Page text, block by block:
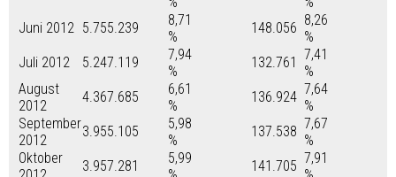
Juni 2012 5.755.239
8,71
%
148.056 8,26
%
Juli 2012
5.247.119
7,94
%
132.761 7,41
%
August
2012
4.367.685
6,61
%
136.924 7,64
%
September
2012
3.955.105
5,98
%
137.538 7,67
%
Oktober
3.957.281
5,99
141.705 7,91